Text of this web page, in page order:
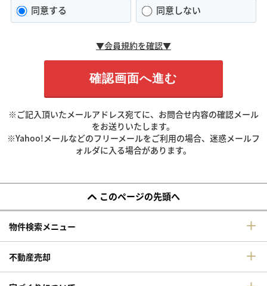
同意する 同意しない
▼会員規約を確認▼
※ご記入頂いたメールアドレス宛てに、お問合せ内容の確認メール
をお送りいたします。
※Yahoo!メールなどのフリーメールをご利用の場合、迷惑メールフ
ォルダに入る場合があります。
このページの先頭へ
物件検索メニュー
不動産売却